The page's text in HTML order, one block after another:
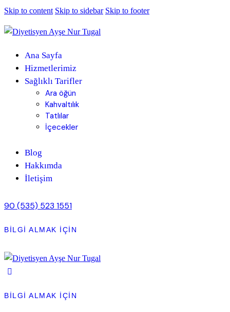
Skip to content Skip to sidebar Skip to footer
Ana Sayfa
Hizmetlerimiz
Sağlıklı Tarifler
Ara öğün
Kahvaltılık
Tatlılar
İçecekler
Blog
Hakkımda
İletişim
90 (535) 523 1551
BILGI ALMAK IÇIN
BİLGİ ALMAK İÇİN